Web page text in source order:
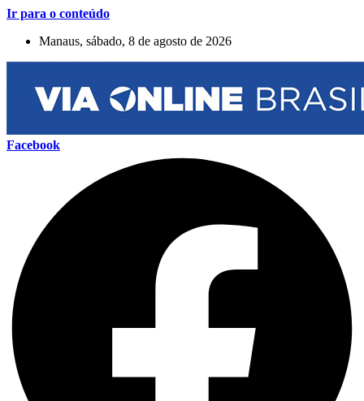
Ir para o conteúdo
Manaus, sábado, 8 de agosto de 2026
Facebook